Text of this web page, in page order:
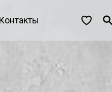
Контакты